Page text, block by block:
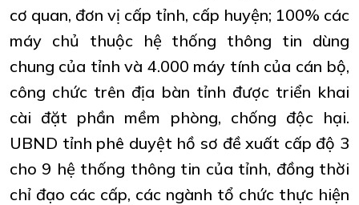
cơ quan, đơn vị cấp tỉnh, cấp huyện; 100% các
máy chủ thuộc hệ thống thông tin dùng
chung của tỉnh và 4.000 máy tính của cán bộ,
công chức trên địa bàn tỉnh được triển khai
cài đặt phần mềm phòng, chống độc hại.
UBND tỉnh phê duyệt hồ sơ đề xuất cấp độ 3
cho 9 hệ thống thông tin của tỉnh, đồng thời
chỉ đạo các cấp, các ngành tổ chức thực hiện